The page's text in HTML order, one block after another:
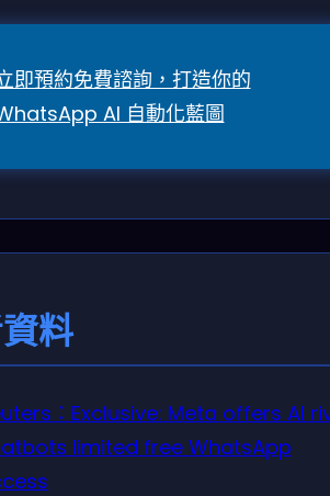
即預約免費諮詢，打造你的
AI 自動化藍圖
料
：Exclusive: Meta offers AI
limited free WhatsApp